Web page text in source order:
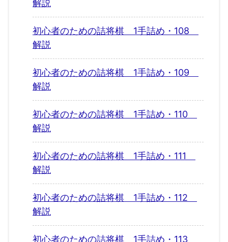
解説
初心者のための詰将棋 1手詰め・108
解説
初心者のための詰将棋 1手詰め・109
解説
初心者のための詰将棋 1手詰め・110
解説
初心者のための詰将棋 1手詰め・111
解説
初心者のための詰将棋 1手詰め・112
解説
初心者のための詰将棋 1手詰め・113